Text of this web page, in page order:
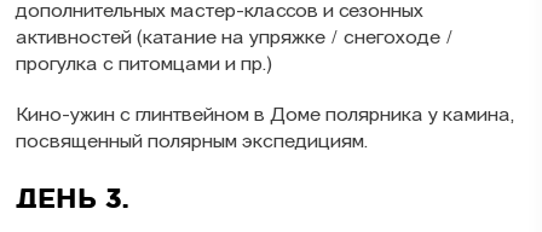
дополнительных мастер-классов и сезонных
активностей (катание на упряжке / снегоходе /
прогулка с питомцами и пр.)
Кино-ужин с глинтвейном в Доме полярника у камина,
посвященный полярным экспедициям.
ДЕНЬ 3.